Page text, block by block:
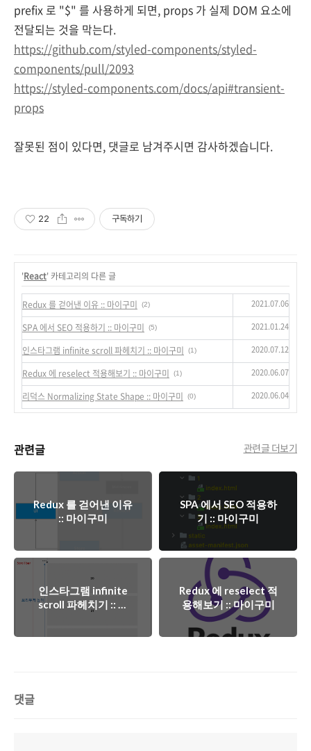
prefix 로 "$" 를 사용하게 되면, props 가 실제 DOM 요소에
전달되는 것을 막는다.
https://github.com/styled-components/styled-
components/pull/2093
https://styled-components.com/docs/api#transient-
props
잘못된 점이 있다면, 댓글로 남겨주시면 감사하겠습니다.
22 구독하기
'React' 카테고리의 다른 글
Redux 를 걷어낸 이유 :: 마이구미 (2) 2021.07.06
SPA 에서 SEO 적용하기 :: 마이구미 (5) 2021.01.24
인스타그램 infinite scroll 파헤치기 :: 마이구미 (1) 2020.07.12
Redux 에 reselect 적용해보기 :: 마이구미 (1) 2020.06.07
리덕스 Normalizing State Shape :: 마이구미 (0) 2020.06.04
관련글 관련글 더보기
Redux 를 걷어낸 이유
:: 마이구미
SPA 에서 SEO 적용하
기 :: 마이구미
인스타그램 infinite
scroll 파헤치기 :: 마
Redux 에 reselect 적
용해보기 :: 마이구미
댓글